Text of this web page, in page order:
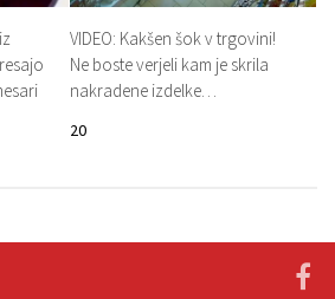
VIDEO: Kakšen šok v trgovini!
Ne boste verjeli kam je skrila
nakradene izdelke…
20